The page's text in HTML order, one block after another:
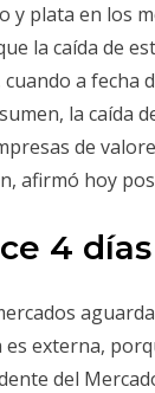
y plata en los
la caída de
cuando a fecha
la caída
de
afirmó hoy
4 días
es externa,
del